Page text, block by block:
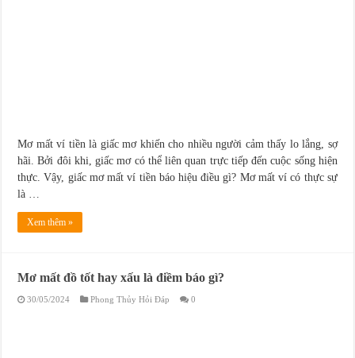
Mơ mất ví tiền là giấc mơ khiến cho nhiều người cảm thấy lo lắng, sợ
hãi. Bởi đôi khi, giấc mơ có thể liên quan trực tiếp đến cuộc sống hiện
thực. Vậy, giấc mơ mất ví tiền báo hiệu điều gì? Mơ mất ví có thực sự
là …
Xem thêm »
Mơ mất đồ tốt hay xấu là điềm báo gì?
30/05/2024 Phong Thủy Hỏi Đáp 0